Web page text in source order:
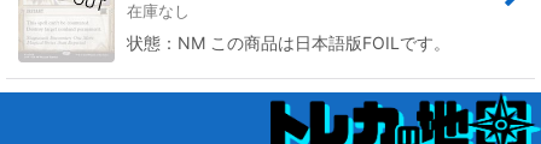
在庫なし
状態：NM この商品は日本語版FOILです。